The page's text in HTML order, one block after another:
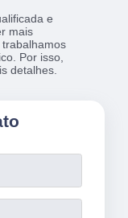
e
mais
Por isso,
detalhes.